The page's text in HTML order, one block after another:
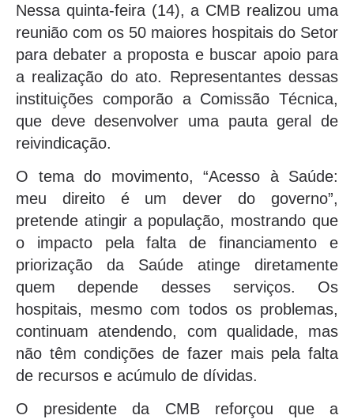
Nessa quinta-feira (14), a CMB realizou uma
reunião com os 50 maiores hospitais do Setor
para debater a proposta e buscar apoio para
a realização do ato. Representantes dessas
instituições comporão a Comissão Técnica,
que deve desenvolver uma pauta geral de
reivindicação.
O tema do movimento, “Acesso à Saúde:
meu direito é um dever do governo”,
pretende atingir a população, mostrando que
o impacto pela falta de financiamento e
priorização da Saúde atinge diretamente
quem depende desses serviços. Os
hospitais, mesmo com todos os problemas,
continuam atendendo, com qualidade, mas
não têm condições de fazer mais pela falta
de recursos e acúmulo de dívidas.
O presidente da CMB reforçou que a